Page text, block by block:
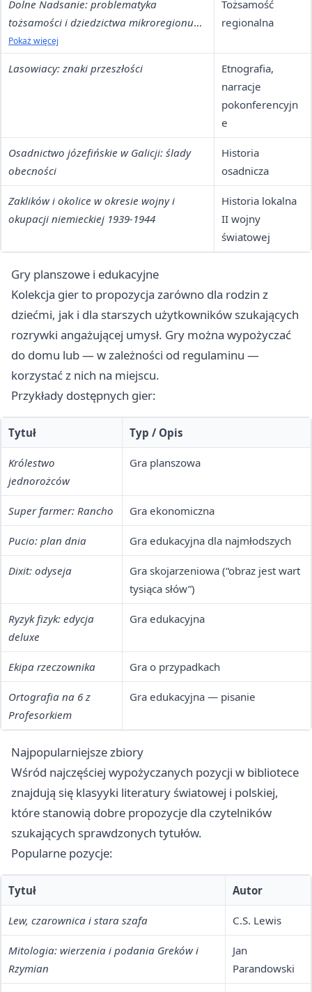
Dolne Nadsanie: problematyka
tożsamości i dziedzictwa mikroregionu
dolnosańskiego
Pokaż więcej
Tożsamość
regionalna
Lasowiacy: znaki przeszłości
Etnografia,
narracje
pokonferencyjn
e
Osadnictwo józefińskie w Galicji: ślady
obecności
Historia
osadnicza
Zaklików i okolice w okresie wojny i
okupacji niemieckiej 1939-1944
Historia lokalna
II wojny
światowej
Gry planszowe i edukacyjne
Kolekcja gier to propozycja zarówno dla rodzin z
dziećmi, jak i dla starszych użytkowników szukających
rozrywki angażującej umysł. Gry można wypożyczać
do domu lub — w zależności od regulaminu —
korzystać z nich na miejscu.
Przykłady dostępnych gier:
Tytuł Typ / Opis
Królestwo
jednorożców
Gra planszowa
Super farmer: Rancho Gra ekonomiczna
Pucio: plan dnia Gra edukacyjna dla najmłodszych
Dixit: odyseja
Gra skojarzeniowa (“obraz jest wart
tysiąca słów”)
Ryzyk fizyk: edycja
deluxe
Gra edukacyjna
Ekipa rzeczownika Gra o przypadkach
Ortografia na 6 z
Profesorkiem
Gra edukacyjna — pisanie
Najpopularniejsze zbiory
Wśród najczęściej wypożyczanych pozycji w bibliotece
znajdują się klasyyki literatury światowej i polskiej,
które stanowią dobre propozycje dla czytelników
szukających sprawdzonych tytułów.
Popularne pozycje:
Tytuł Autor
Lew, czarownica i stara szafa C.S. Lewis
Mitologia: wierzenia i podania Greków i
Rzymian
Jan
Parandowski